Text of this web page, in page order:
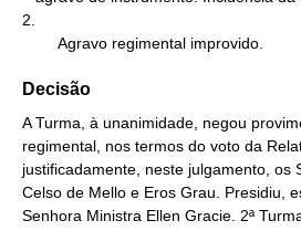
2.
        Agravo regimental improvido.
Decisão
A Turma, à unanimidade, negou
regimental, nos termos do voto da
justificadamente, neste julgamento, os
Celso de Mello e Eros Grau. Presidiu,
Senhora Ministra Ellen Gracie. 2ª